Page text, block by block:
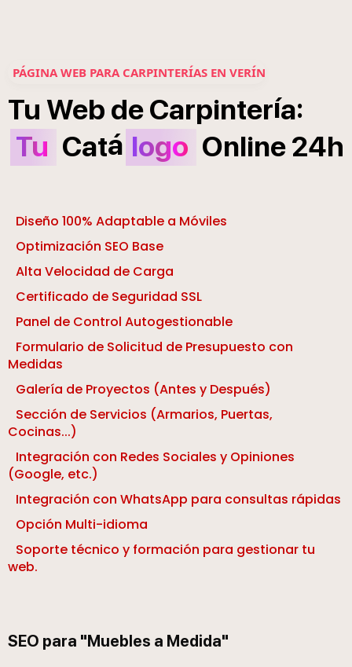
PÁGINA WEB PARA CARPINTERÍAS EN VERÍN
Tu Web deCarpintería:
Tu Catá logo Online24h
Diseño 100% Adaptable a Móviles
Optimización SEO Base
Alta Velocidad de Carga
Certificado de Seguridad SSL
Panel de Control Autogestionable
Formulario de Solicitud de Presupuesto con
Medidas
Galería de Proyectos (Antes y Después)
Sección de Servicios (Armarios, Puertas,
Cocinas...)
Integración con Redes Sociales y Opiniones
(Google, etc.)
Integración con WhatsApp para consultas rápidas
Opción Multi-idioma
Soporte técnico y formación para gestionar tu
web.
SEO para "Muebles a Medida"